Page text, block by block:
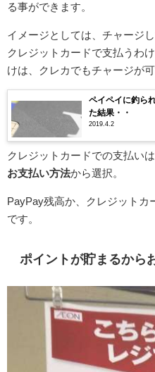
る事ができます。
イメージとしては、チャージ
クレジットカードで支払うわ
けは、クレカでもチャージが可
ペイペイに釣ら
た結果・・
2019.4.2
クレジットカードでの支払い
お支払い方法から選択。
PayPay残高か、クレジットカ
です。
ポイントが貯まるから